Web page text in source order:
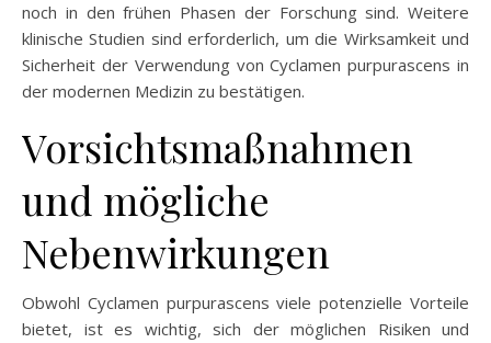
noch in den frühen Phasen der Forschung sind. Weitere
klinische Studien sind erforderlich, um die Wirksamkeit und
Sicherheit der Verwendung von Cyclamen purpurascens in
der modernen Medizin zu bestätigen.
Vorsichtsmaßnahmen
und mögliche
Nebenwirkungen
Obwohl Cyclamen purpurascens viele potenzielle Vorteile
bietet, ist es wichtig, sich der möglichen Risiken und